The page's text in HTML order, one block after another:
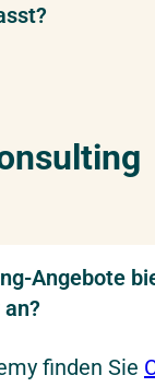
Angebote
finden Sie